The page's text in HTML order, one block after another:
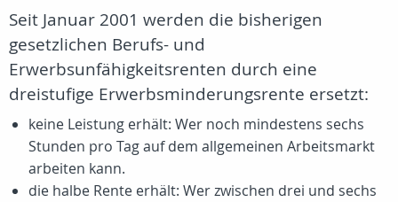
Seit Januar 2001 werden die bisherigen
gesetzlichen Berufs- und
Erwerbsunfähigkeitsrenten durch eine
dreistufige Erwerbsminderungsrente ersetzt:
keine Leistung erhält: Wer noch mindestens sechs
Stunden pro Tag auf dem allgemeinen Arbeitsmarkt
arbeiten kann.
die halbe Rente erhält: Wer zwischen drei und sechs